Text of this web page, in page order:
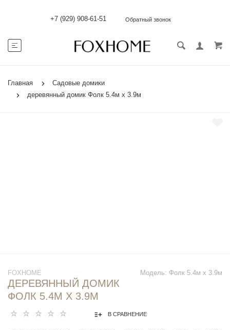
+7 (929) 908-61-51 Обратный звонок
Главная
Садовые домики
деревянный домик Фолк 5.4м х 3.9м
Модель: Фолк 5.4м х 3.9м
FOXHOME
ДЕРЕВЯННЫЙ ДОМИК
ФОЛК 5.4М Х 3.9М
В СРАВНЕНИЕ